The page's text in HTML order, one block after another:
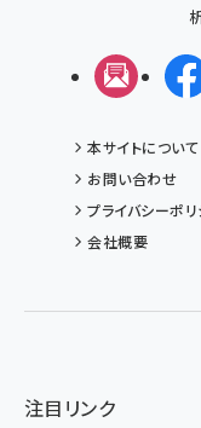
メルマ
本サイトについて
お問い合わせ
プライバシーポ
会社概要
注目リンク